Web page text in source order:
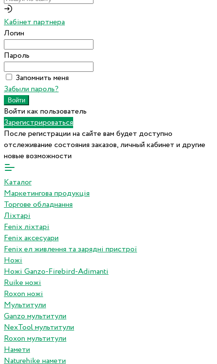
Кабінет партнера
Логин
Пароль
Запомнить меня
Забыли пароль?
Войти как пользователь
Зарегистрироваться
После регистрации на сайте вам будет доступно
отслеживание состояния заказов, личный кабинет и другие
новые возможности
Каталог
Маркетингова продукція
Торгове обладнання
Ліхтарі
Fenix ліхтарі
Fenix аксесуари
Fenix ел живлення та зарядні пристрої
Ножі
Ножі Ganzo-Firebird-Adimanti
Ruike ножі
Roxon ножi
Мультитули
Ganzo мультитули
NexTool мультитули
Roxon мультитули
Намети
Naturehike намети